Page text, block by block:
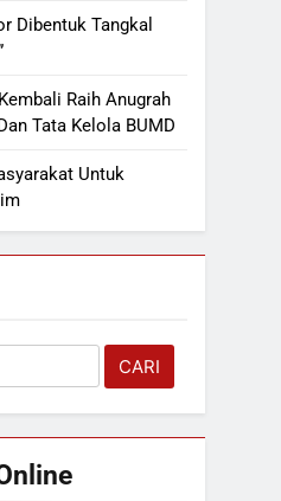
Dibentuk Tangkal
Raih Anugrah
Tata Kelola BUMD
Untuk